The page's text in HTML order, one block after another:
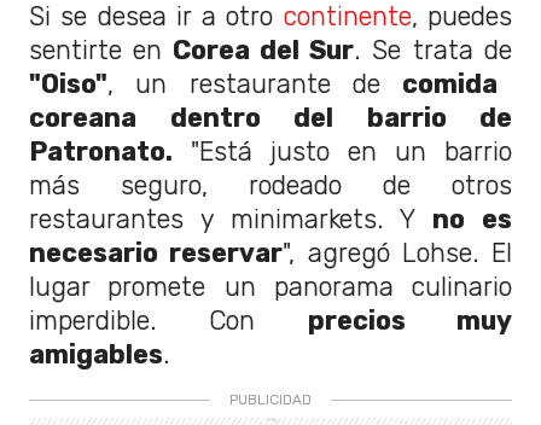
Si se desea ir a otro continente, puedes
sentirte en Corea del Sur. Se trata de
"Oiso", un restaurante de comida
coreana dentro del barrio de
Patronato. "Está justo en un barrio
más seguro, rodeado de otros
restaurantes y minimarkets. Y no es
necesario reservar", agregó Lohse. El
lugar promete un panorama culinario
imperdible. Con precios muy
amigables.